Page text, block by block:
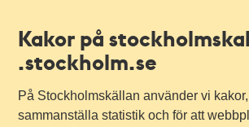
Kakor på
.stockholm.se
På Stockholmskällan använder vi
sammanställa statistik och för att